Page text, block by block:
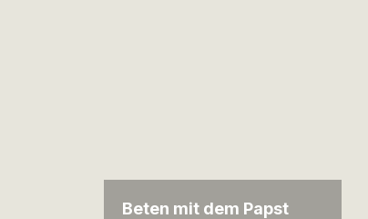
Beten mit dem Papst